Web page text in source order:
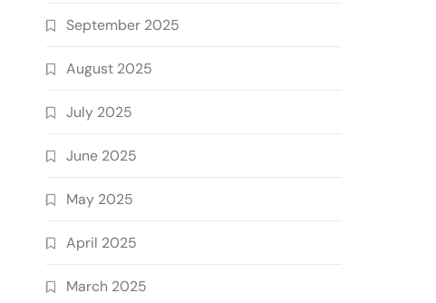
September 2025
August 2025
July 2025
June 2025
May 2025
April 2025
March 2025